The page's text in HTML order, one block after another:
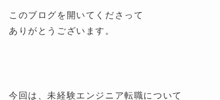
このブログを開いてくださって
ありがとうございます。
今回は、未経験エンジニア転職について